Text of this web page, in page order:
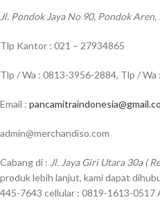
Jl. Pondok Jaya No 90, Pondok Aren,
Tlp Kantor : 021 – 27934865
Tlp / Wa : 0813-3956-2884, Tlp /
Email :
admin@merchandiso.com
Cabang di : Jl. Jaya Giri Utara 30a (
produk lebih lanjut, kami dapat
445-7643 cellular : 0819-1613-0517